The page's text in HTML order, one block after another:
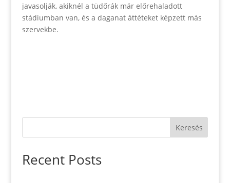
javasolják, akiknél a tüdőrák már előrehaladott
stádiumban van, és a daganat áttéteket képzett más
szervekbe.
Keresés
Recent Posts